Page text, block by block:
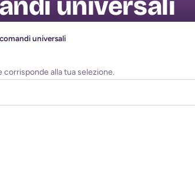
universali
alla tua selezione.